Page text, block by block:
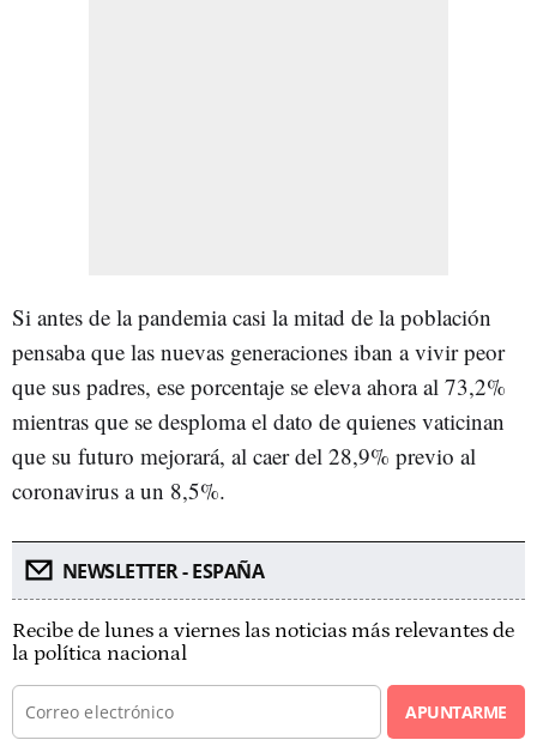
Si antes de la pandemia casi la mitad de la población
pensaba que las nuevas generaciones iban a vivir peor
que sus padres, ese porcentaje se eleva ahora al 73,2%
mientras que se desploma el dato de quienes vaticinan
que su futuro mejorará, al caer del 28,9% previo al
coronavirus a un 8,5%.
NEWSLETTER - ESPAÑA
Recibe de lunes a viernes las noticias más relevantes de
la política nacional
APUNTARME